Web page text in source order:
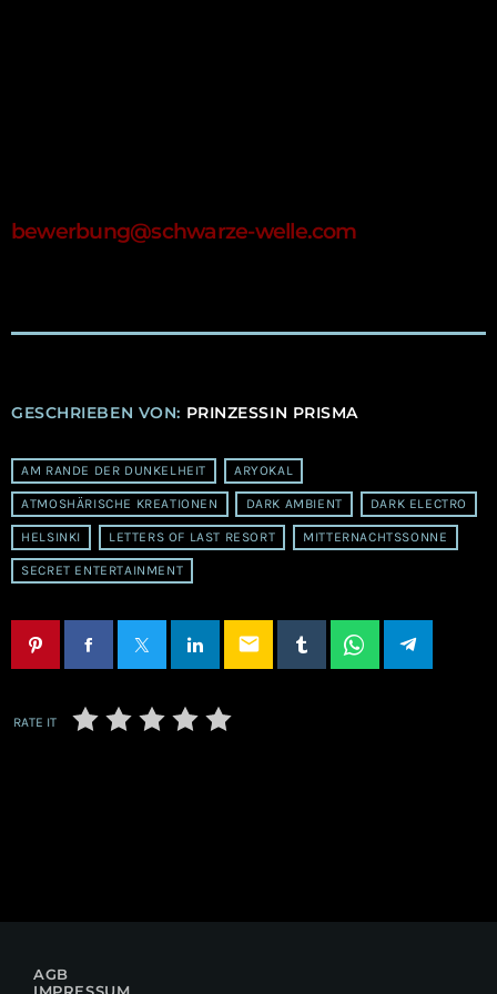
bewerbung@schwarze-welle.com
GESCHRIEBEN VON: PRINZESSIN PRISMA
AM RANDE DER DUNKELHEIT ARYOKAL
ATMOSHÄRISCHE KREATIONEN DARK AMBIENT DARK ELECTRO
HELSINKI LETTERS OF LAST RESORT MITTERNACHTSSONNE
SECRET ENTERTAINMENT
email
RATE IT
AGB